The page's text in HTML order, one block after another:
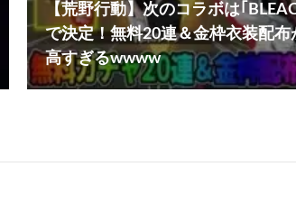
【荒野行動】次のコラボは｢
で決定！無料20連＆金枠衣装配布
高すぎるwwww